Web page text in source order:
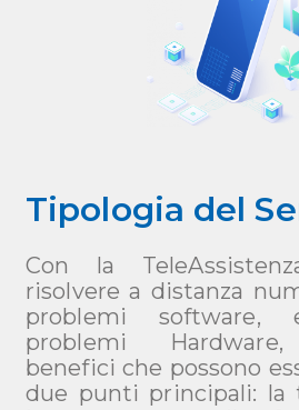
Tipologia del
Con la
risolvere a distanza
problemi software,
problemi Hardware,
benefici che possono
due punti principali: la